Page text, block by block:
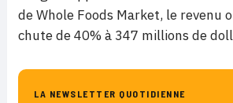
de Whole Foods Market, le revenu
chute de 40% à 347 millions de
LA NEWSLETTER QUOTIDIENNE